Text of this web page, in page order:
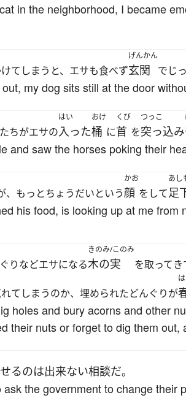
in the neighborhood, I became
てしまうと、エサも食べず
げんかん
玄関 でじ
my dog sits still at the door
たちがエサの
はい
入った
おけ
桶 に
くび
首 を
つっこ
突っ込み
and saw the horses poking their
、もっとちょうだいという
かお
顔 をして
あし
足
his food, is looking up at me from
りなどエサになる
きのみ/このみ
木の実 を取って
てしまうのか、埋められたどんぐりが
holes and bury acorns and other
their nuts or forget to dig them
るのは出来ない相談だ。
the government to change their